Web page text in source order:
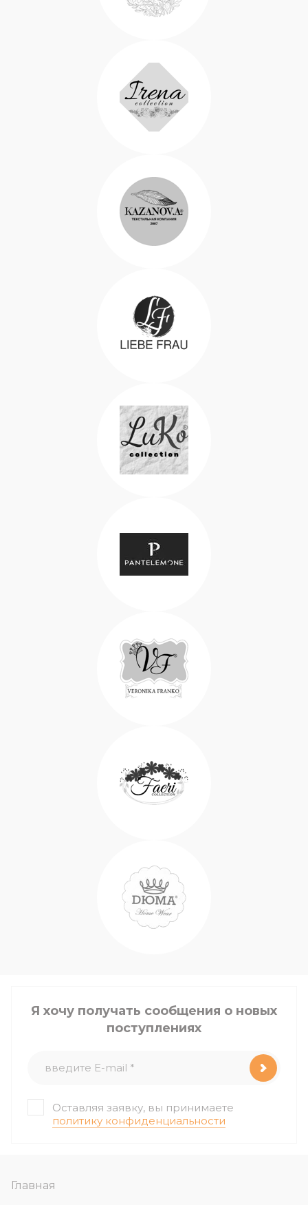
Главная
Я хочу получать сообщения о новых
поступлениях
Оставляя заявку, вы принимаете
политику конфиденциальности